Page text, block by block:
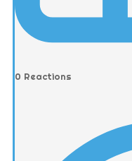
0 Reactions